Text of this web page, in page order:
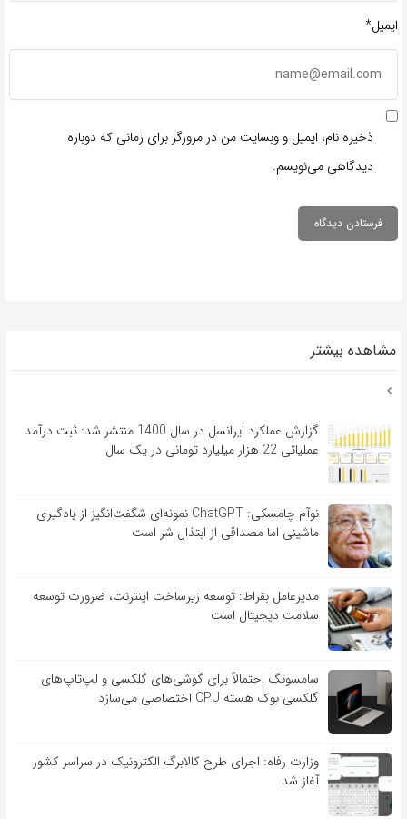
ایمیل*
ذخیره نام، ایمیل و وبسایت من در مرورگر برای زمانی که دوباره
دیدگاهی می‌نویسم.
مشاهده بیشتر
گزارش عملکرد ایرانسل در سال 1400 منتشر شد: ثبت درآمد
عملیاتی 22 هزار میلیارد تومانی در یک سال
نوآم چامسکی: ChatGPT نمونه‌ای شگفت‌انگیز از یادگیری
ماشینی اما مصداقی از ابتذال شر است
مدیرعامل بقراط: توسعه زیرساخت اینترنت، ضرورت توسعه
سلامت دیجیتال است
سامسونگ احتمالاً برای گوشی‌های گلکسی و لپ‌تاپ‌های
گلکسی بوک هسته CPU اختصاصی می‌سازد
وزارت رفاه: اجرای طرح کالابرگ الکترونیک در سراسر کشور
آغاز شد